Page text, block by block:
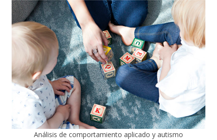
Análisis de comportamiento aplicado y autismo